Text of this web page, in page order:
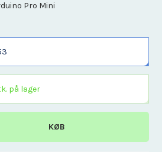
Pro Mini
på lager
KØB